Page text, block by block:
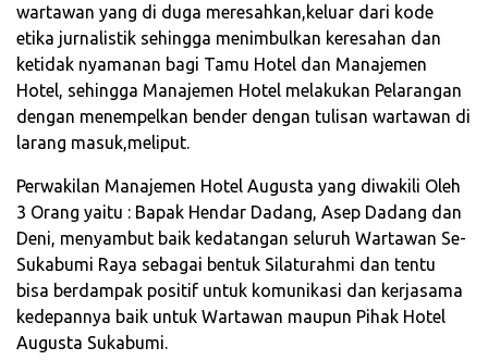
wartawan yang di duga meresahkan,keluar dari kode
etika jurnalistik sehingga menimbulkan keresahan dan
ketidak nyamanan bagi Tamu Hotel dan Manajemen
Hotel, sehingga Manajemen Hotel melakukan Pelarangan
dengan menempelkan bender dengan tulisan wartawan di
larang masuk,meliput.
Perwakilan Manajemen Hotel Augusta yang diwakili Oleh
3 Orang yaitu : Bapak Hendar Dadang, Asep Dadang dan
Deni, menyambut baik kedatangan seluruh Wartawan Se-
Sukabumi Raya sebagai bentuk Silaturahmi dan tentu
bisa berdampak positif untuk komunikasi dan kerjasama
kedepannya baik untuk Wartawan maupun Pihak Hotel
Augusta Sukabumi.